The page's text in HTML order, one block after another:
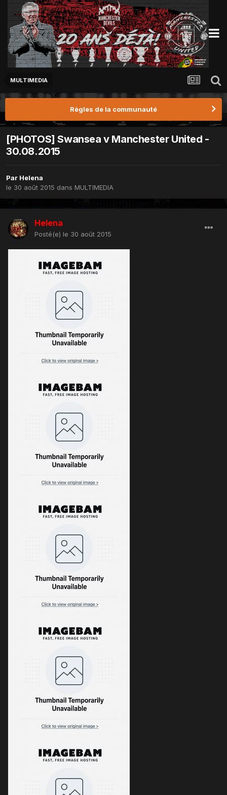
MULTIMEDIA
Règles de la communauté
[PHOTOS] Swansea v Manchester United -
30.08.2015
Par Helena
le 30 août 2015 dans MULTIMEDIA
Helena
Posté(e) le 30 août 2015